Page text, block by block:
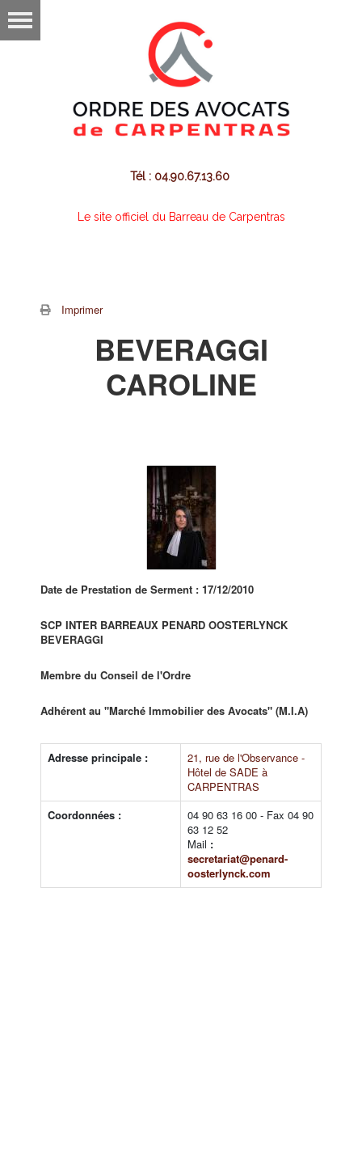
Tél : 04.90.67.13.60
Le site officiel du Barreau de Carpentras
Imprimer
BEVERAGGI
CAROLINE
Date de Prestation de Serment : 17/12/2010
SCP INTER BARREAUX PENARD OOSTERLYNCK
BEVERAGGI
Membre du Conseil de l'Ordre
Adhérent au "Marché Immobilier des Avocats" (M.I.A)
Adresse principale :
21, rue de l'Observance -
Hôtel de SADE à
CARPENTRAS
Coordonnées :
04 90 63 16 00 - Fax 04 90
63 12 52
Mail :
secretariat@penard-
oosterlynck.com